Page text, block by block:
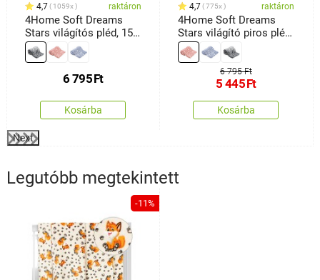
4,7 1059x raktáron
4Home Soft Dreams
Stars világítós pléd, 150
x 200 cm
6 795Ft
Kosárba
4,7 775x raktáron
4Home Soft Dreams
Stars világító piros pléd,
150 x 200 cm
6 795 Ft
5 445Ft
Kosárba
Next
Legutóbb megtekintett
-11%